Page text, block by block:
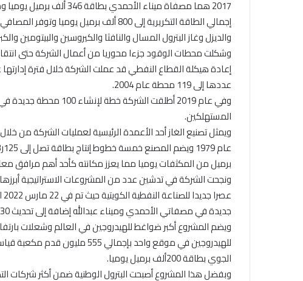
إجمالي الطاقة التكريرية إلى 800 ألف
والديزل وغاز البترول المسال والنافثا والكيروسين والبيتومين
وشكلت محطات الوقود جزءا محوريا من أعمال الشركة حتى
إعادة هيكلة القطاع النفطي قد عملت الشركة خلال فترة
عددها إلى 119 محطة عام 2004.
وفي عام 2019 أطلقت
المستهلكين.
ويمثل تصنيع الغاز أحد الأعمدة الرئيسية لعمليات الشركة من
برميل من المكثفات يوميا مما يعزز مكانته كأحد أهم مرافق
ونجحت الشركة في تدشين عدد من المشروعات الاستراتيجية
جديدة في مصفاتي الأحمدي وميناء عبدالله إضافة إلى تحديث 30 وحدة أخرى.
للهيدروجين في موقع واحد
الجوي بطاقة 200ألف برميل يوميا.
وبفضل هذا المشروع أصبحت البترول الوطنية ضمن أكثر شركات